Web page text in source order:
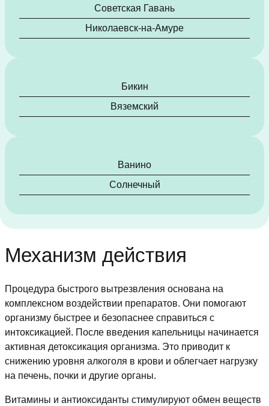
Советская Гавань
Николаевск-на-Амуре
Бикин
Вяземский
Ванино
Солнечный
Механизм действия
Процедура быстрого вытрезвления основана на
комплексном воздействии препаратов. Они помогают
организму быстрее и безопаснее справиться с
интоксикацией. После введения капельницы начинается
активная детоксикация организма. Это приводит к
снижению уровня алкоголя в крови и облегчает нагрузку
на печень, почки и другие органы.
Витамины и антиоксиданты стимулируют обмен веществ